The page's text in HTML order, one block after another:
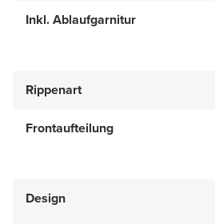
Inkl. Ablaufgarnitur
Rippenart
Frontaufteilung
Design